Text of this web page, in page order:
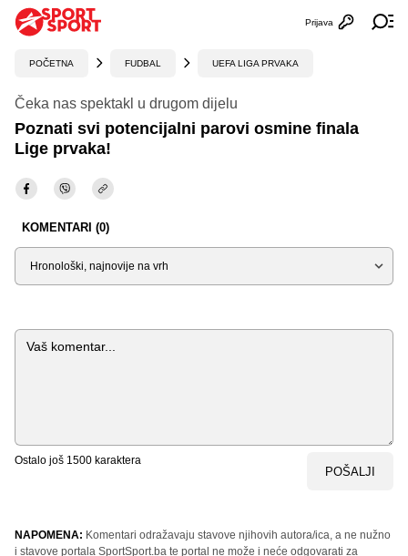
Otvori
Prijava
POČETNA FUDBAL UEFA LIGA PRVAKA
Čeka nas spektakl u drugom dijelu
Poznati svi potencijalni parovi osmine finala
Lige prvaka!
KOMENTARI (0)
Sortiraj
Komentar
Ostalo još 1500 karaktera
POŠALJI
NAPOMENA: Komentari odražavaju stavove njihovih autora/ica, a ne nužno
i stavove portala SportSport.ba te portal ne može i neće odgovarati za